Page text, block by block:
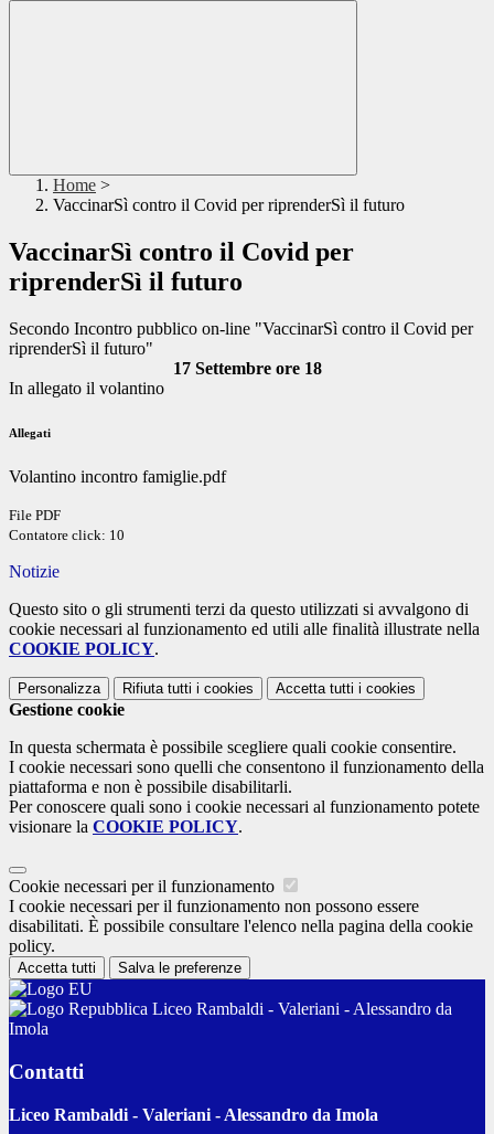
Home >
VaccinarSì contro il Covid per riprenderSì il futuro
VaccinarSì contro il Covid per
riprenderSì il futuro
Secondo Incontro pubblico on-line "VaccinarSì contro il Covid per
riprenderSì il futuro"
17 Settembre ore 18
In allegato il volantino
Allegati
Volantino incontro famiglie.pdf
File PDF
Contatore click: 10
Notizie
Questo sito o gli strumenti terzi da questo utilizzati si avvalgono di
cookie necessari al funzionamento ed utili alle finalità illustrate nella
COOKIE POLICY.
Personalizza Rifiuta tutti i cookies Accetta tutti i cookies
Gestione cookie
In questa schermata è possibile scegliere quali cookie consentire.
I cookie necessari sono quelli che consentono il funzionamento della
piattaforma e non è possibile disabilitarli.
Per conoscere quali sono i cookie necessari al funzionamento potete
visionare la COOKIE POLICY.
Cookie necessari per il funzionamento
I cookie necessari per il funzionamento non possono essere
disabilitati. È possibile consultare l'elenco nella pagina della cookie
policy.
Accetta tutti Salva le preferenze
Liceo Rambaldi - Valeriani - Alessandro da
Imola
Contatti
Liceo Rambaldi - Valeriani - Alessandro da Imola